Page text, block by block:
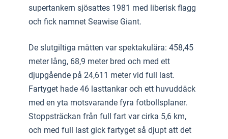
supertankern sjösattes 1981 med liberisk flagg
och fick namnet Seawise Giant.
De slutgiltiga måtten var spektakulära: 458,45
meter lång, 68,9 meter bred och med ett
djupgående på 24,611 meter vid full last.
Fartyget hade 46 lasttankar och ett huvuddäck
med en yta motsvarande fyra fotbollsplaner.
Stoppsträckan från full fart var cirka 5,6 km,
och med full last gick fartyget så djupt att det